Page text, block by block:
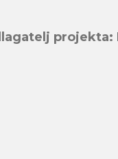
projekta: